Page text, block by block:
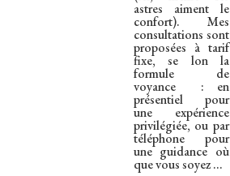
astres aiment le
confort). Mes
consultations sont
proposées à tarif
fixe, se lon la
formule de
voyance : en
présentiel pour
une expérience
privilégiée, ou par
téléphone pour
une guidance où
que vous soyez …